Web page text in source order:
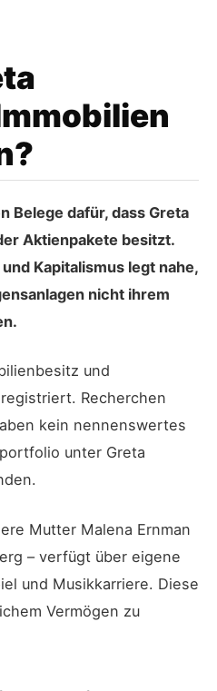
Belege dafür, dass Greta
Aktienpakete besitzt.
Kapitalismus legt nahe,
nicht ihrem
und
Recherchen
kein nennenswertes
unter Greta
Mutter Malena Ernman
– verfügt über eigene
und Musikkarriere. Diese
Vermögen zu